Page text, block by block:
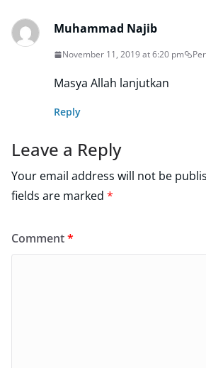
Muhammad Najib
November 11, 2019 at 6:20 pm
Masya Allah lanjutkan
Reply
Leave a Reply
Your email address will not be
fields are marked *
Comment*